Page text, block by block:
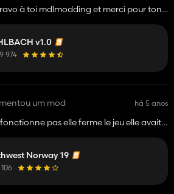
à toi mdlmodding et merci pour ton
v1.0
974
um mod há 5 anos
pas elle ferme le jeu elle avait
Norway 19
106